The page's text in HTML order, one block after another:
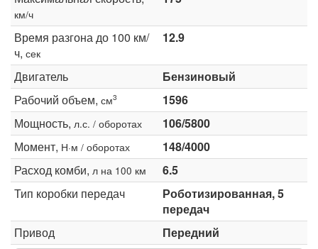
км/ч
Время разгона до 100 км/
ч, сек
12.9
Двигатель
Бензиновый
Рабочий объем, см3
1596
Мощность, л.с. / оборотах
106/5800
Момент, Н·м / оборотах
148/4000
Расход комби, л на 100 км
6.5
Тип коробки передач
Роботизированная, 5
передач
Привод
Передний